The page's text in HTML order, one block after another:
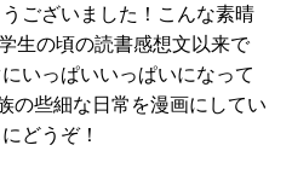
ございました！こんな素晴
生の頃の読書感想文以来で
いっぱいいっぱいになって
の些細な日常を漫画にしてい
どうぞ！